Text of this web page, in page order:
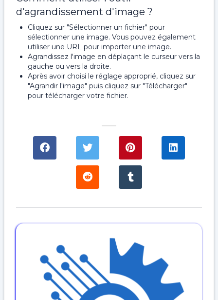
d'agrandissement d'image ?
Cliquez sur "Sélectionner un fichier" pour
sélectionner une image. Vous pouvez également
utiliser une URL pour importer une image.
Agrandissez l'image en déplaçant le curseur vers la
gauche ou vers la droite.
Après avoir choisi le réglage approprié, cliquez sur
"Agrandir l'image" puis cliquez sur "Télécharger"
pour télécharger votre fichier.